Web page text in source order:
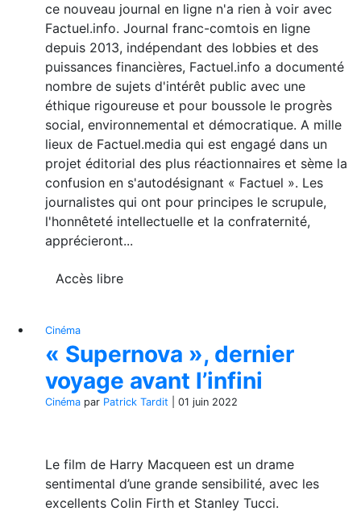
ce nouveau journal en ligne n'a rien à voir avec
Factuel.info. Journal franc-comtois en ligne
depuis 2013, indépendant des lobbies et des
puissances financières, Factuel.info a documenté
nombre de sujets d'intérêt public avec une
éthique rigoureuse et pour boussole le progrès
social, environnemental et démocratique. A mille
lieux de Factuel.media qui est engagé dans un
projet éditorial des plus réactionnaires et sème la
confusion en s'autodésignant « Factuel ». Les
journalistes qui ont pour principes le scrupule,
l'honnêteté intellectuelle et la confraternité,
apprécieront...
Accès libre
Cinéma
« Supernova », dernier
voyage avant l’infini
Cinéma par Patrick Tardit 01 juin 2022
Le film de Harry Macqueen est un drame
sentimental d’une grande sensibilité, avec les
excellents Colin Firth et Stanley Tucci.